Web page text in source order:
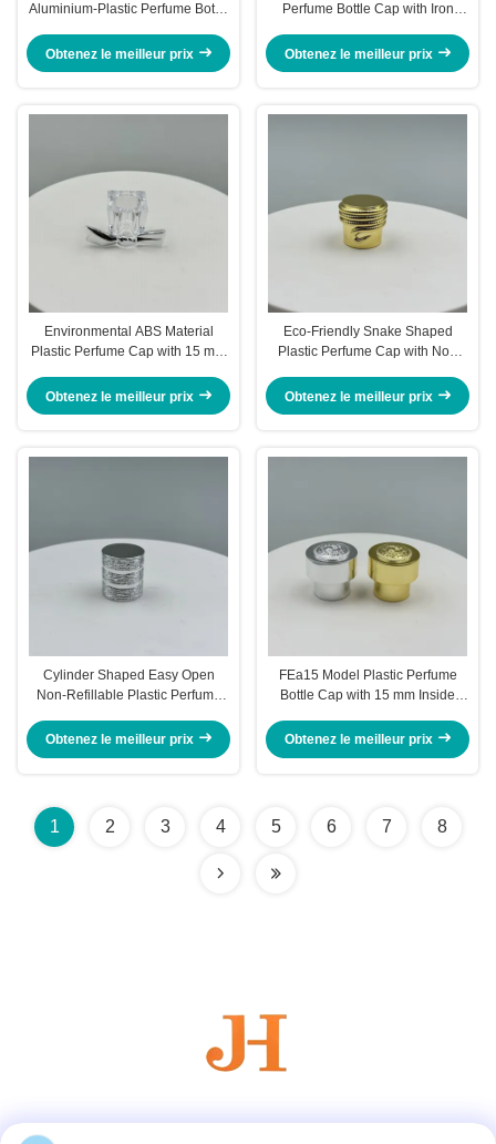
Aluminium-Plastic Perfume Bottle
Obtenez le meilleur prix
Perfume Bottle Cap with Iron
Packaging
Obtenez le meilleur prix
Environmental ABS Material
Plastic Perfume Cap with 15 mm
Luxury Packaging
Obtenez le meilleur prix
Eco-Friendly Snake Shaped
Plastic Perfume Cap with Non
Options
Obtenez le meilleur prix
Cylinder Shaped Easy Open
Non-Refillable Plastic Perfume
Obtenez le meilleur prix
FEa15 Model Plastic Perfume
Bottle Cap with 15 mm Inside
Obtenez le meilleur prix
1 2 3 4 5 6 7 8